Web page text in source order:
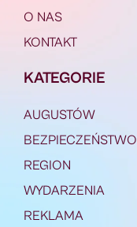
O NAS
KONTAKT
KATEGORIE
AUGUSTÓW
BEZPIECZEŃSTWO
REGION
WYDARZENIA
REKLAMA